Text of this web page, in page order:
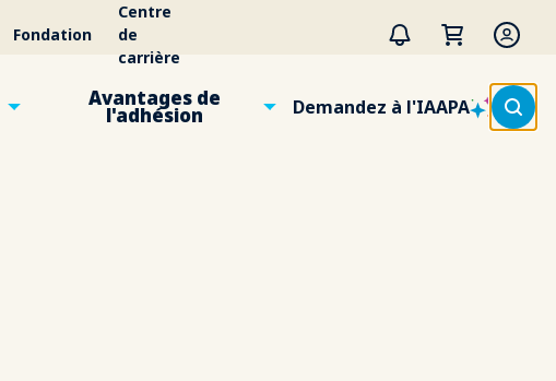
Fondation
Centre
de
carrière
Avantages de
l'adhésion Demandez à l'IAAPA